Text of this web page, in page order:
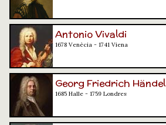
Antonio Vivaldi
1678 Venècia - 1741 Viena
Georg Friedrich Händel
1685 Halle - 1759 Londres